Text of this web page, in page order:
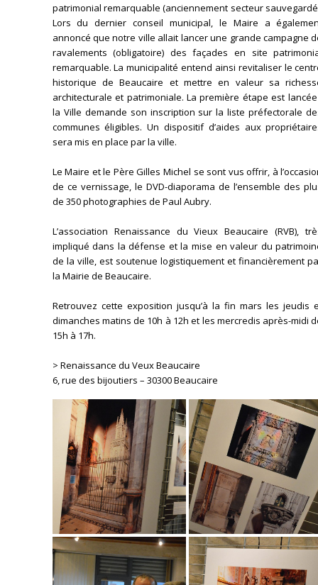
patrimonial remarquable (anciennement secteur
Lors du dernier conseil municipal, le Maire a
annoncé que notre ville allait lancer une grande campagne
ravalements (obligatoire) des façades en site
remarquable. La municipalité entend ainsi revitaliser le
historique de Beaucaire et mettre en valeur sa
architecturale et patrimoniale. La première étape est
la Ville demande son inscription sur la liste préfectorale
communes éligibles. Un dispositif d’aides aux
sera mis en place par la ville.
Le Maire et le Père Gilles Michel se sont vus offrir, à
de ce vernissage, le DVD-diaporama de l’ensemble des
de 350 photographies de Paul Aubry.
L’association Renaissance du Vieux Beaucaire (RVB),
impliqué dans la défense et la mise en valeur du
de la ville, est soutenue logistiquement et financièrement
la Mairie de Beaucaire.
Retrouvez cette exposition jusqu’à la fin mars les jeudis
dimanches matins de 10h à 12h et les mercredis après-midi
15h à 17h.
> Renaissance du Veux Beaucaire
6, rue des bijoutiers – 30300 Beaucaire